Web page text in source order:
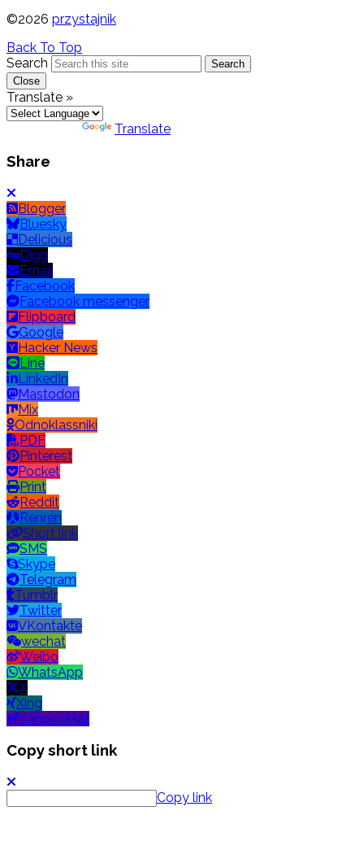
©2026 przystajnik
Back To Top
Search
Search
Close
Translate »
Translate
Share
Blogger
Bluesky
Delicious
Digg
Email
Facebook
Facebook messenger
Flipboard
Google
Hacker News
Line
LinkedIn
Mastodon
Mix
Odnoklassniki
PDF
Pinterest
Pocket
Print
Reddit
Renren
Short link
SMS
Skype
Telegram
Tumblr
Twitter
VKontakte
wechat
Weibo
WhatsApp
X
Xing
Yahoo! Mail
Copy short link
Copy link